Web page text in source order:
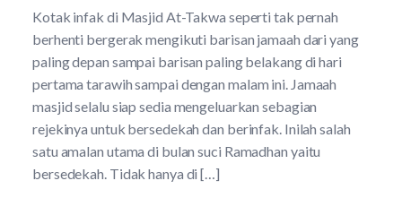
Kotak infak di Masjid At-Takwa seperti tak pernah
berhenti bergerak mengikuti barisan jamaah dari yang
paling depan sampai barisan paling belakang di hari
pertama tarawih sampai dengan malam ini. Jamaah
masjid selalu siap sedia mengeluarkan sebagian
rejekinya untuk bersedekah dan berinfak. Inilah salah
satu amalan utama di bulan suci Ramadhan yaitu
bersedekah. Tidak hanya di […]